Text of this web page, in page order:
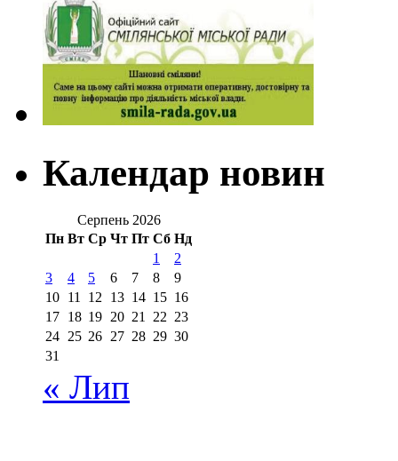
Календар новин
Серпень 2026
Пн Вт Ср Чт Пт Сб Нд
1
2
3
4 5 6 7 8
9
10 11 12 13 14 15 16
17 18 19 20 21 22 23
24 25 26 27 28 29 30
31
« Лип